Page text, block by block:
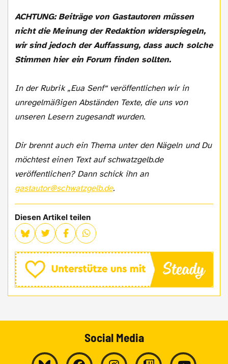
ACHTUNG: Beiträge von Gastautoren müssen
nicht die Meinung der Redaktion widerspiegeln,
wir sind jedoch der Auffassung, dass auch solche
Stimmen hier ein Forum finden sollten.
In der Rubrik „Eua Senf“ veröffentlichen wir in
unregelmäßigen Abständen Texte, die uns von
unseren Lesern zugesandt wurden.
Dir brennt auch ein Thema unter den Nägeln und Du
möchtest einen Text auf schwatzgelb.de
veröffentlichen? Dann schick ihn an
gastautor@schwatzgelb.de.
Diesen Artikel teilen
Social Media